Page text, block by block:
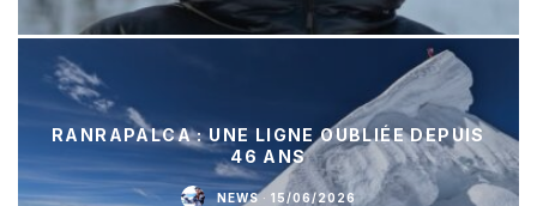
RANRAPALCA : UNE LIGNE OUBLIÉE DEPUIS
46 ANS
NEWS · 15/06/2026